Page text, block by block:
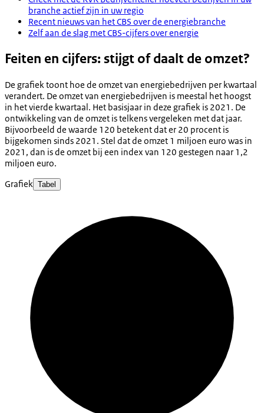
branche actief zijn in uw regio
Recent nieuws van het CBS over de energiebranche
Zelf aan de slag met CBS-cijfers over energie
Feiten en cijfers: stijgt of daalt de omzet?
De grafiek toont hoe de omzet van energiebedrijven per kwartaal
verandert. De omzet van energiebedrijven is meestal het hoogst
in het vierde kwartaal. Het basisjaar in deze grafiek is 2021. De
ontwikkeling van de omzet is telkens vergeleken met dat jaar.
Bijvoorbeeld de waarde 120 betekent dat er 20 procent is
bijgekomen sinds 2021. Stel dat de omzet 1 miljoen euro was in
2021, dan is de omzet bij een index van 120 gestegen naar 1,2
miljoen euro.
Grafiek Tabel